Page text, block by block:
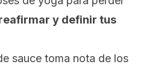
y definir tus
sauce toma nota de los